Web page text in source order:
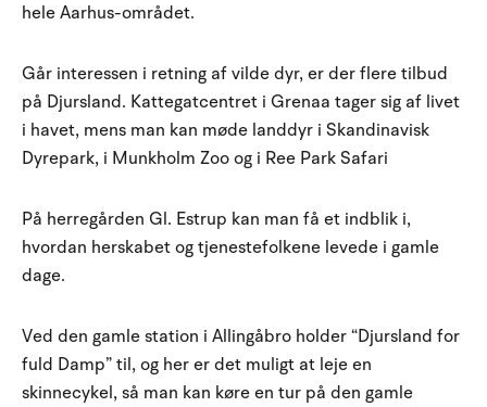
hele Aarhus-området.
Går interessen i retning af vilde dyr, er der flere tilbud
på Djursland. Kattegatcentret i Grenaa tager sig af livet
i havet, mens man kan møde landdyr i Skandinavisk
Dyrepark, i Munkholm Zoo og i Ree Park Safari
På herregården Gl. Estrup kan man få et indblik i,
hvordan herskabet og tjenestefolkene levede i gamle
dage.
Ved den gamle station i Allingåbro holder “Djursland for
fuld Damp” til, og her er det muligt at leje en
skinnecykel, så man kan køre en tur på den gamle